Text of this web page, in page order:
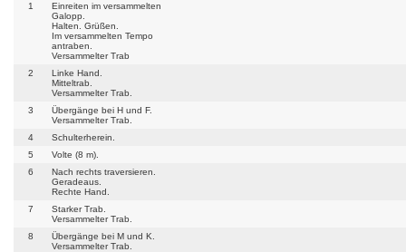
1
Einreiten im versammelten
Galopp.
Halten. Grüßen.
Im versammelten Tempo
antraben.
Versammelter Trab
2
Linke Hand.
Mitteltrab.
Versammelter Trab.
3
Übergänge bei H und F.
Versammelter Trab.
4
Schulterherein.
5
Volte (8 m).
6
Nach rechts traversieren.
Geradeaus.
Rechte Hand.
7
Starker Trab.
Versammelter Trab.
8
Übergänge bei M und K.
Versammelter Trab.